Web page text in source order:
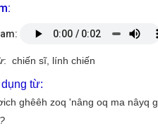
: chiến sĩ, lính chiến
từ:
ghêêh zoq 'nâng oq ma nâyq